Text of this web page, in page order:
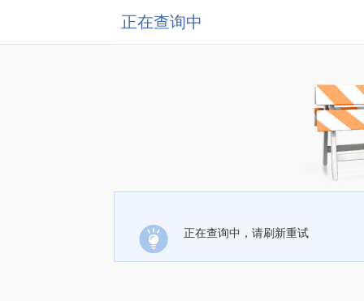
正在查询中
正在查询中，请刷新重试